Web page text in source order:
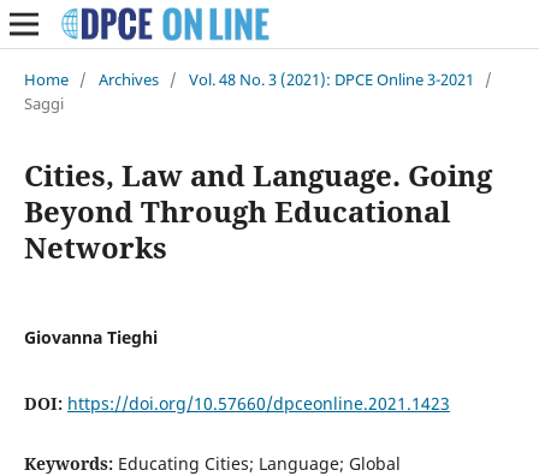
Home / Archives / Vol. 48 No. 3 (2021): DPCE Online 3-2021
/
Saggi
Cities, Law and Language. Going
Beyond Through Educational
Networks
Giovanna Tieghi
DOI: https://doi.org/10.57660/dpceonline.2021.1423
Keywords: Educating Cities; Language; Global